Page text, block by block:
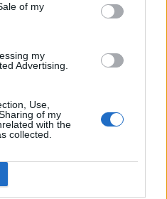
of my
my
Advertising.
Use,
of my
with the
collected.
e più di 1.200
finanziati
della BCC